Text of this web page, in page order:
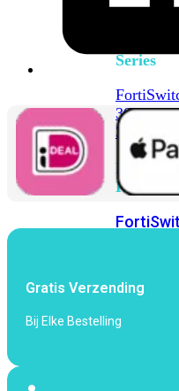
Series
3032E
3032G
216F-
POE
424F-
Gratis Verzending
Bij Elke Bestelling